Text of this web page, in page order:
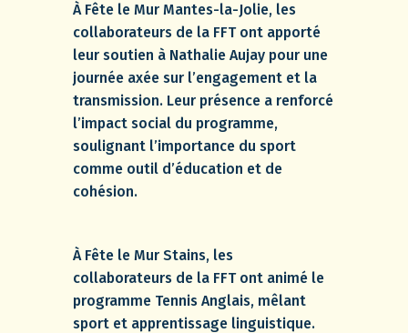
À Fête le Mur Mantes-la-Jolie, les
collaborateurs de la FFT ont apporté
leur soutien à Nathalie Aujay pour une
journée axée sur l’engagement et la
transmission. Leur présence a renforcé
l’impact social du programme,
soulignant l’importance du sport
comme outil d’éducation et de
cohésion.
À Fête le Mur Stains, les
collaborateurs de la FFT ont animé le
programme Tennis Anglais, mêlant
sport et apprentissage linguistique.